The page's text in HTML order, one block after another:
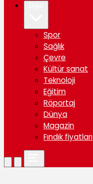
Spor
Sağlık
Çevre
Kültür sanat
Teknoloji
Eğitim
Röportaj
Dünya
Magazin
Fındık fiyatları